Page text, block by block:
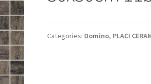
Categories: Domino, PLACI